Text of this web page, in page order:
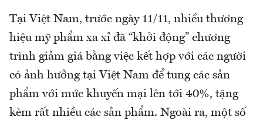
Tại Việt Nam, trước ngày 11/11, nhiều thương
hiệu mỹ phẩm xa xỉ đã “khởi động” chương
trình giảm giá bằng việc kết hợp với các người
có ảnh hưởng tại Việt Nam để tung các sản
phẩm với mức khuyến mại lên tới 40%, tặng
kèm rất nhiều các sản phẩm. Ngoài ra, một số